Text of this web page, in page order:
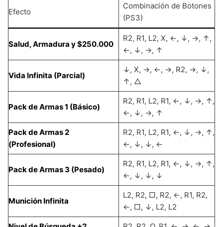
Efecto
Combinación de Botones
(PS3)
Salud, Armadura y $250.000
R2, R1, L2, X, ←, ↓, →, ↑,
←, ↓, →, ↑
Vida Infinita (Parcial)
↓, X, →, ←, →, R2, →, ↓,
↑, △
Pack de Armas 1 (Básico)
R2, R1, L2, R1, ←, ↓, →, ↑,
←, ↓, →, ↑
Pack de Armas 2
(Profesional)
R2, R1, L2, R1, ←, ↓, →, ↑,
←, ↓, ↓, ←
Pack de Armas 3 (Pesado)
R2, R1, L2, R1, ←, ↓, →, ↑,
←, ↓, ↓, ↓
Munición Infinita
L2, R2, □, R2, ←, R1, R2,
←, □, ↓, L2, L2